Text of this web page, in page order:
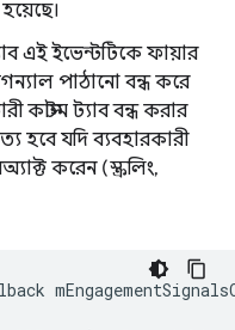
এই ইভেন্টটিকে ফায়ার
পাঠানো বন্ধ করে
কাস্টম ট্যাব বন্ধ করার
হবে যদি ব্যবহারকারী
করেন (স্ক্রলিং,